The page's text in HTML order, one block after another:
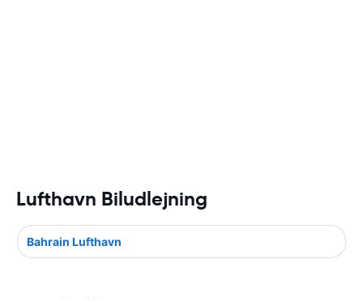
Lufthavn Biludlejning
Bahrain Lufthavn